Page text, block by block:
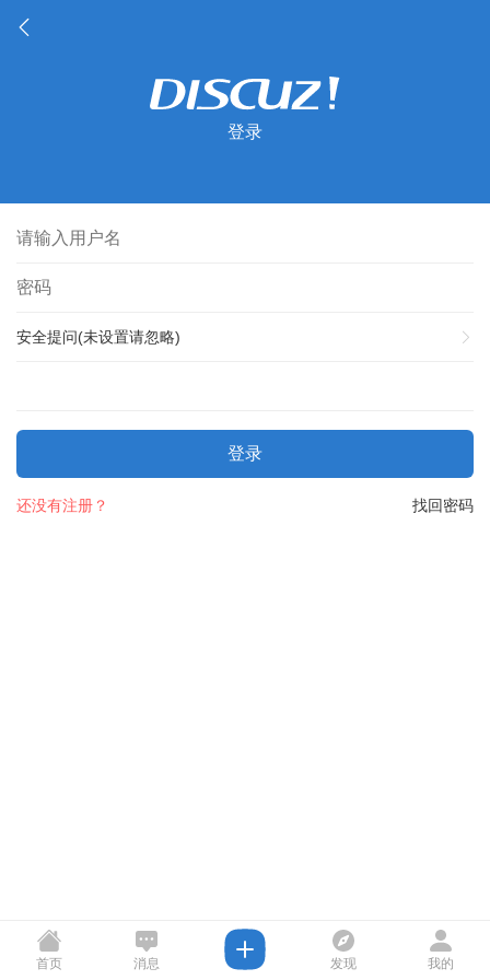
登录
安全提问(未设置请忽略)
登录
找回密码
还没有注册？
首页 消息 发现 我的